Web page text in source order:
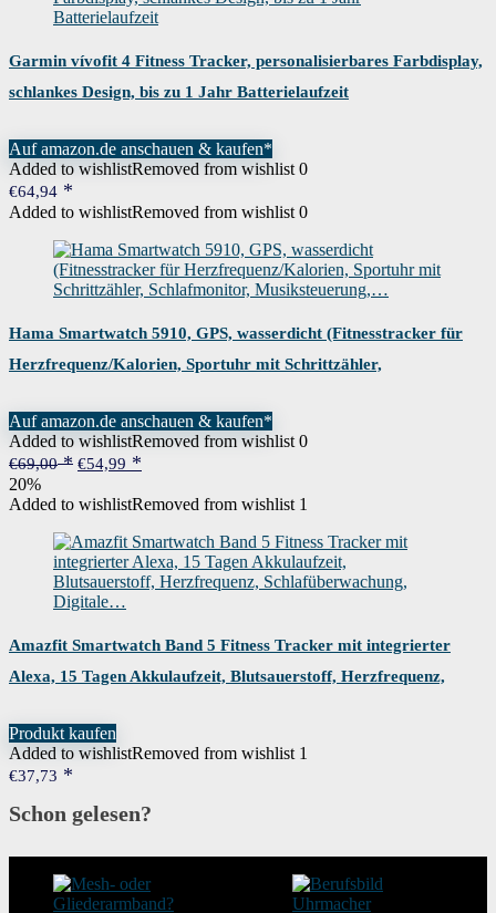
Garmin vívofit 4 Fitness Tracker, personalisierbares Farbdisplay,
schlankes Design, bis zu 1 Jahr Batterielaufzeit
Auf amazon.de anschauen & kaufen*
Added to wishlistRemoved from wishlist 0
€64,94
Added to wishlistRemoved from wishlist 0
Hama Smartwatch 5910, GPS, wasserdicht (Fitnesstracker für
Herzfrequenz/Kalorien, Sportuhr mit Schrittzähler,
Auf amazon.de anschauen & kaufen*
Added to wishlistRemoved from wishlist 0
€69,00
Ursprünglicher
war:
€69,00
€54,99
ist:
€54,99.
20%
Added to wishlistRemoved from wishlist 1
Amazfit Smartwatch Band 5 Fitness Tracker mit integrierter
Alexa, 15 Tagen Akkulaufzeit, Blutsauerstoff, Herzfrequenz,
Produkt kaufen
Added to wishlistRemoved from wishlist 1
€37,73
Schon gelesen?